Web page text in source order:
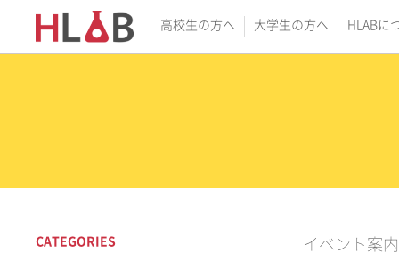
高校生の方へ 大学生の方へ HLABに
イベント案内
CATEGORIES